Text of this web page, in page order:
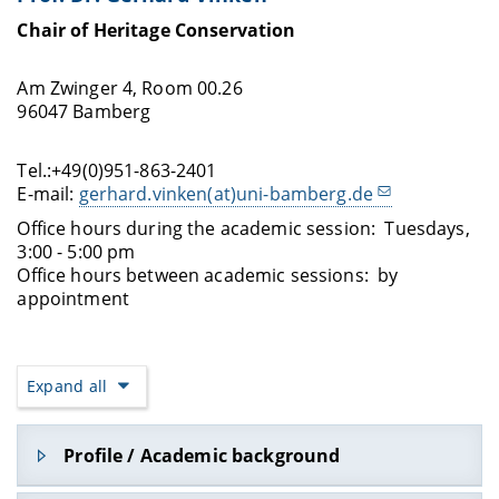
Chair of Heritage Conservation
Am Zwinger 4, Room 00.26
96047 Bamberg
Tel.:+49(0)951-863-2401
E-mail: gerhard.vinken(at)uni-bamberg.de
Office hours during the academic session: Tuesdays,
3:00 - 5:00 pm
Office hours between academic sessions: by
appointment
Expand all
Profile / Academic background